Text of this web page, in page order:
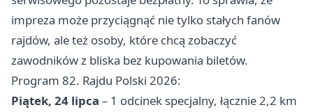
impreza może przyciągnąć nie tylko stałych fanów
rajdów, ale też osoby, które chcą zobaczyć
zawodników z bliska bez kupowania biletów.
Program 82. Rajdu Polski 2026:
Piątek, 24 lipca – 1 odcinek specjalny, łącznie 2,2 km